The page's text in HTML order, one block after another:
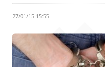
27/01/15 15:55